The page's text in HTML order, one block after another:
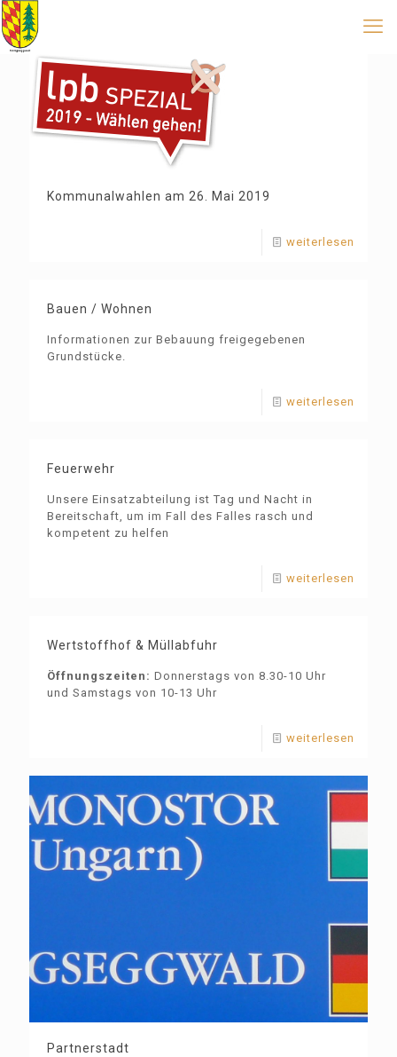
Kommunalwahlen am 26. Mai 2019
weiterlesen
Bauen / Wohnen
Informationen zur Bebauung freigegebenen
Grundstücke.
weiterlesen
Feuerwehr
Unsere Einsatzabteilung ist Tag und Nacht in
Bereitschaft, um im Fall des Falles rasch und
kompetent zu helfen
weiterlesen
Wertstoffhof & Müllabfuhr
Öffnungszeiten: Donnerstags von 8.30-10 Uhr
und Samstags von 10-13 Uhr
weiterlesen
Partnerstadt